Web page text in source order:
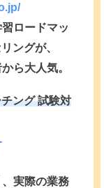
ロードマッ
ングが、
ら大人気。
ング 試験対
実際の業務